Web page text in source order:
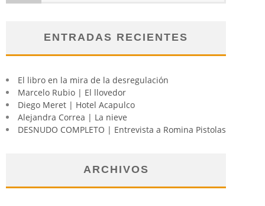
ENTRADAS RECIENTES
El libro en la mira de la desregulación
Marcelo Rubio | El llovedor
Diego Meret | Hotel Acapulco
Alejandra Correa | La nieve
DESNUDO COMPLETO | Entrevista a Romina Pistolas
ARCHIVOS